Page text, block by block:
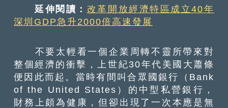
延伸閱讀： 改革開放經濟特區成立40年
深圳GDP急升2000倍高速發展
不要太輕看一個企業周轉不靈所帶來對
整個經濟的衝擊，上世紀30年代美國大蕭條
便因此而起。當時有間叫合眾國銀行（Bank
of the United States）的中型私營銀行，
財務上頗為健康，但卻出現了一次本應是無